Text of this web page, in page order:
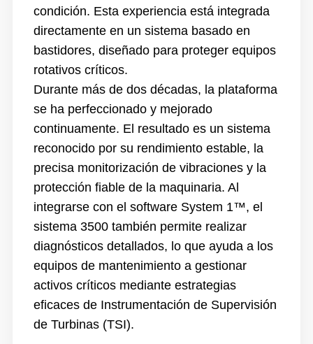
condición. Esta experiencia está integrada
directamente en un sistema basado en
bastidores, diseñado para proteger equipos
rotativos críticos.
Durante más de dos décadas, la plataforma
se ha perfeccionado y mejorado
continuamente. El resultado es un sistema
reconocido por su rendimiento estable, la
precisa monitorización de vibraciones y la
protección fiable de la maquinaria. Al
integrarse con el software System 1™, el
sistema 3500 también permite realizar
diagnósticos detallados, lo que ayuda a los
equipos de mantenimiento a gestionar
activos críticos mediante estrategias
eficaces de Instrumentación de Supervisión
de Turbinas (TSI).